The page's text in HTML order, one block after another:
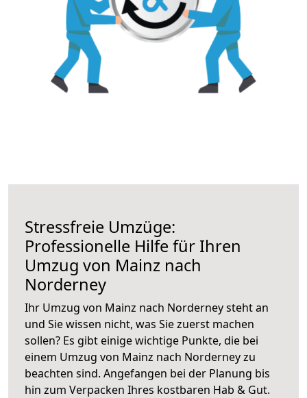
Stressfreie Umzüge:
Professionelle Hilfe für Ihren
Umzug von Mainz nach
Norderney
Ihr Umzug von Mainz nach Norderney steht an
und Sie wissen nicht, was Sie zuerst machen
sollen? Es gibt einige wichtige Punkte, die bei
einem Umzug von Mainz nach Norderney zu
beachten sind. Angefangen bei der Planung bis
hin zum Verpacken Ihres kostbaren Hab & Gut.